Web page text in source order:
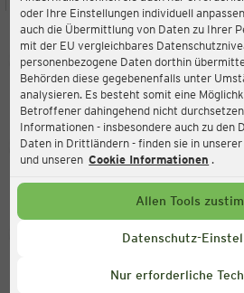
oder Ihre Einstellungen individuell
auch die Übermittlung von Daten zu Ihrer
mit der EU vergleichbares
personenbezogene Daten dorthin
Behörden diese gegebenenfalls unter
analysieren. Es besteht somit eine
Betroffener dahingehend nicht
Informationen - insbesondere auch zu den
Daten in Drittländern - finden sie in unserer
und unseren Cookie Informationen .
Allen Tools
Datenschutz-
Nur erforderliche
Ernsting's family
Bremer Straße 22-28, 27239
Aktuell:
Geöffnet
Service Hotline
Montag bis Freitag 8-18 Uhr